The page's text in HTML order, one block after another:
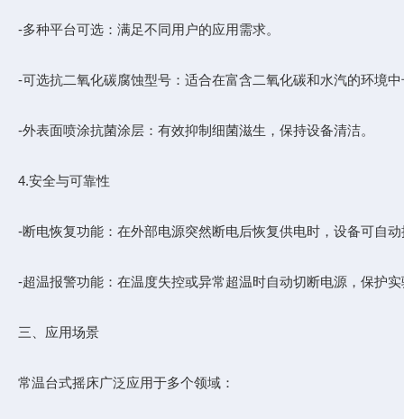
-多种平台可选：满足不同用户的应用需求。
-可选抗二氧化碳腐蚀型号：适合在富含二氧化碳和水汽的环境
-外表面喷涂抗菌涂层：有效抑制细菌滋生，保持设备清洁。
4.安全与可靠性
-断电恢复功能：在外部电源突然断电后恢复供电时，设备可自
-超温报警功能：在温度失控或异常超温时自动切断电源，保护
三、应用场景
常温台式摇床广泛应用于多个领域：